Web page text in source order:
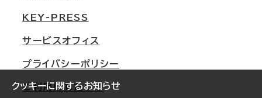
クッキーに関するお知らせ
大阪
名古屋
札幌
仙台
KEY-PRESS
サービスオフィス
プライバシーポリシー
ご利用にあたって